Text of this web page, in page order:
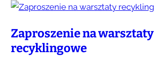
Zaproszenie na warsztaty
recyklingowe